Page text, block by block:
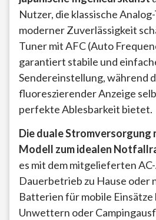
Nutzer, die klassische
moderner Zuverlässigkeit
Tuner mit AFC (Auto
garantiert stabile und
Sendereinstellung, während
fluoreszierender Anzeige
perfekte Ablesbarkeit bietet.
Die duale Stromversorgung
Modell zum idealen
es mit dem mitgelieferten
Dauerbetrieb zu Hause oder
Batterien für mobile Einsätze
Unwettern oder